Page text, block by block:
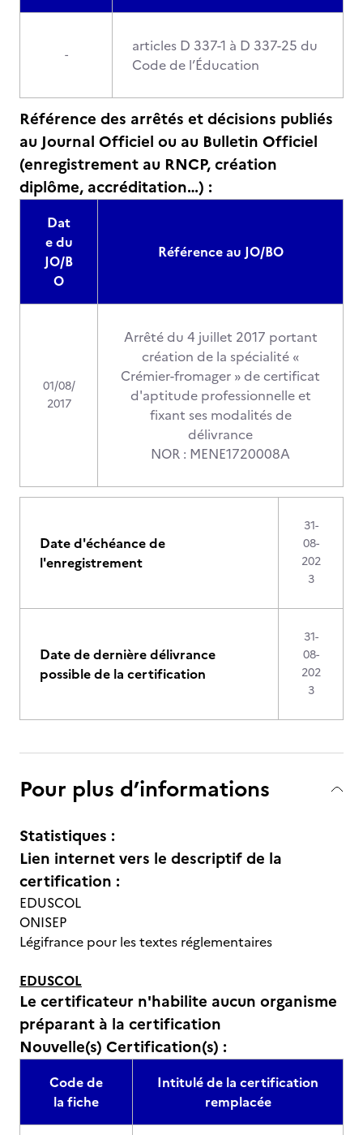
-
articles D 337-1 à D 337-25 du
Code de l’Éducation
Référence des arrêtés et décisions publiés
au Journal Officiel ou au Bulletin Officiel
(enregistrement au RNCP, création
diplôme, accréditation…) :
Dat
e du
JO/B
O
Référence au JO/BO
01/08/
2017
Arrêté du 4 juillet 2017 portant
création de la spécialité «
Crémier-fromager » de certificat
d'aptitude professionnelle et
fixant ses modalités de
délivrance
NOR : MENE1720008A
Date d'échéance de
l'enregistrement
31-
08-
202
3
Date de dernière délivrance
possible de la certification
31-
08-
202
3
Pour plus d’informations
Statistiques :
Lien internet vers le descriptif de la
certification :
EDUSCOL
ONISEP
Légifrance pour les textes réglementaires
EDUSCOL
Le certificateur n'habilite aucun organisme
préparant à la certification
Nouvelle(s) Certification(s) :
Code de
la fiche
Intitulé de la certification
remplacée